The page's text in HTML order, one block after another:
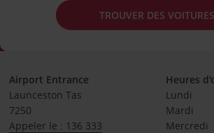
TROUVER DES VOITURES
Airport Entrance
Launceston Tas
7250
Appeler le : 136 333
Heures
Lundi
Mardi
Mercredi